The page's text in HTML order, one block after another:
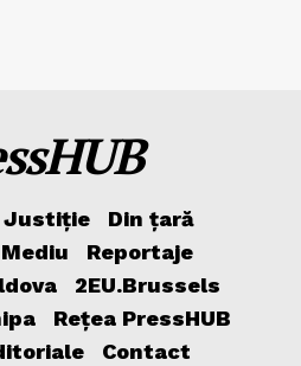
Justiție
Din țară
Mediu
Reportaje
2EU.Brussels
Rețea PressHUB
Contact